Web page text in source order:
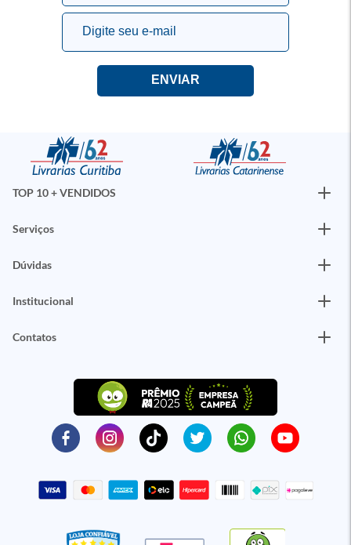
TOP 10 + VENDIDOS
Serviços
Dúvidas
Institucional
Contatos